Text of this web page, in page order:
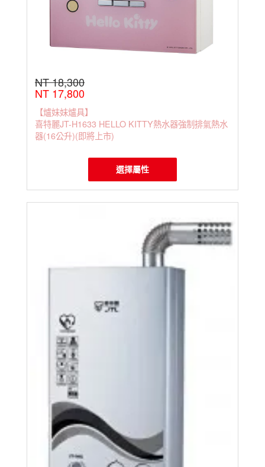
NT 18,300
NT 17,800
【爐妹妹爐具】
喜特麗JT-H1633 HELLO KITTY熱水器強制排氣熱水
器(16公升)(即將上市)
選擇屬性